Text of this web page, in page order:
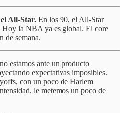
All-Star. En los 90, el All-Star
Hoy la NBA ya es global. El core
de semana.
estamos ante un producto
expectativas imposibles.
con un poco de Harlem
le metemos un poco de